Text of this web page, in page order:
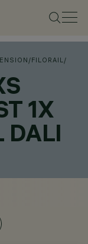
/FILORAIL/
1X
DALI